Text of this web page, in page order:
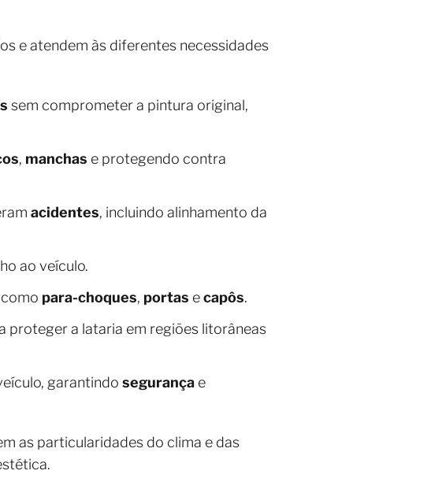
e atendem às diferentes necessidades
sem comprometer a pintura original,
, manchas e protegendo contra
acidentes, incluindo alinhamento da
ao veículo.
para-choques, portas ecapôs.
proteger a lataria em regiões litorâneas
garantindo segurança e
as particularidades do clima e das